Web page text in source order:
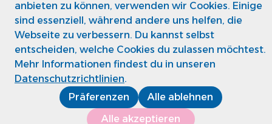
anbieten zu können, verwenden wir Cookies. Einige
sind essenziell, während andere uns helfen, die
Webseite zu verbessern. Du kannst selbst
entscheiden, welche Cookies du zulassen möchtest.
Mehr Informationen findest du in unseren
Datenschutzrichtlinien.
Präferenzen
Alle ablehnen
Alle akzeptieren